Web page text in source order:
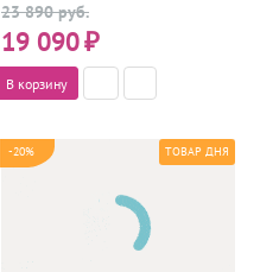
23 890 руб.
19 090₽
В корзину
-20% ТОВАР ДНЯ